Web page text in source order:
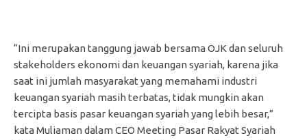
“Ini merupakan tanggung jawab bersama OJK dan seluruh
stakeholders ekonomi dan keuangan syariah, karena jika
saat ini jumlah masyarakat yang memahami industri
keuangan syariah masih terbatas, tidak mungkin akan
tercipta basis pasar keuangan syariah yang lebih besar,”
kata Muliaman dalam CEO Meeting Pasar Rakyat Syariah